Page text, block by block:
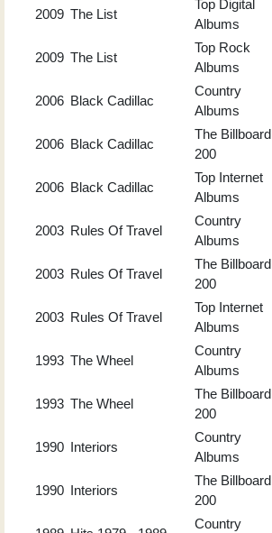
2009 The List
Top Digital
Albums
2009 The List
Top Rock
Albums
2006 Black Cadillac
Country
Albums
2006 Black Cadillac
The Billboard
200
2006 Black Cadillac
Top Internet
Albums
2003 Rules Of Travel
Country
Albums
2003 Rules Of Travel
The Billboard
200
2003 Rules Of Travel
Top Internet
Albums
1993 The Wheel
Country
Albums
1993 The Wheel
The Billboard
200
1990 Interiors
Country
Albums
1990 Interiors
The Billboard
200
Country